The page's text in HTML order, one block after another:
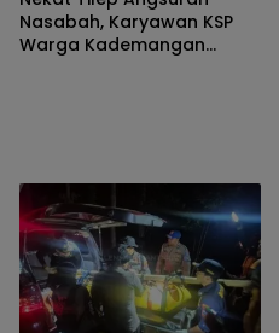
(29/10/2024).
Nasabah, Karyawan KSP
Warga Kademangan